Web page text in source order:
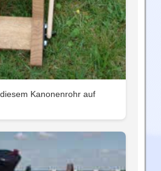
Kanonenrohr auf